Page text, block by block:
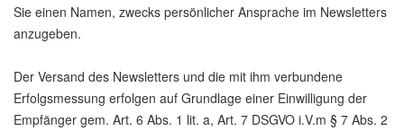
Sie einen Namen, zwecks persönlicher Ansprache im Newsletters
anzugeben.
Der Versand des Newsletters und die mit ihm verbundene
Erfolgsmessung erfolgen auf Grundlage einer Einwilligung der
Empfänger gem. Art. 6 Abs. 1 lit. a, Art. 7 DSGVO i.V.m § 7 Abs. 2